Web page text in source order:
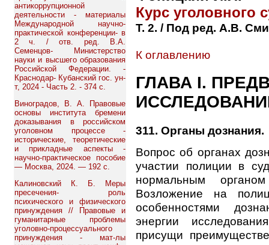
антикоррупционной
деятельности - материалы
Международной научно-
практической конференции- в
2 ч. / отв. ред. В.А.
Семенцов- Министерство
науки и высшего образования
Российской Федерации. -
Краснодар- Кубанский гос. ун-
т, 2024 - Часть 2. - 374 с.
Виноградов, В. А. Правовые
основы института бремени
доказывания в российском
уголовном процессе -
исторические, теоретические
и прикладные аспекты -
научно-практическое пособие
— Москва, 2024. — 192 с.
Калиновский К. Б. Меры
пресечения- роль
психического и физического
принуждения // Правовые и
гуманитарные проблемы
уголовно-процессуального
принуждения - мат-лы
Курс уголовного
Т. 2. / Под ред. А.В.
К оглавлению
ГЛАВА I.
311. Органы дознания.
Вопрос об органах
участии полиции в
нормальным
Возложение на
особенностями
энергии
присущи